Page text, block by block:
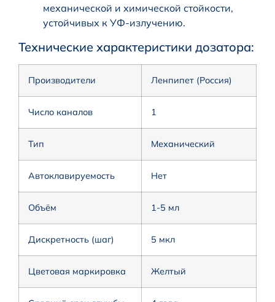
механической и химической стойкости,
устойчивых к УФ-излучению.
Технические характеристики дозатора:
Производители Ленпипет (Россия)
Число каналов 1
Тип Механический
Автоклавируемость Нет
Объём 1-5 мл
Дискретность (шаг) 5 мкл
Цветовая маркировка Желтый